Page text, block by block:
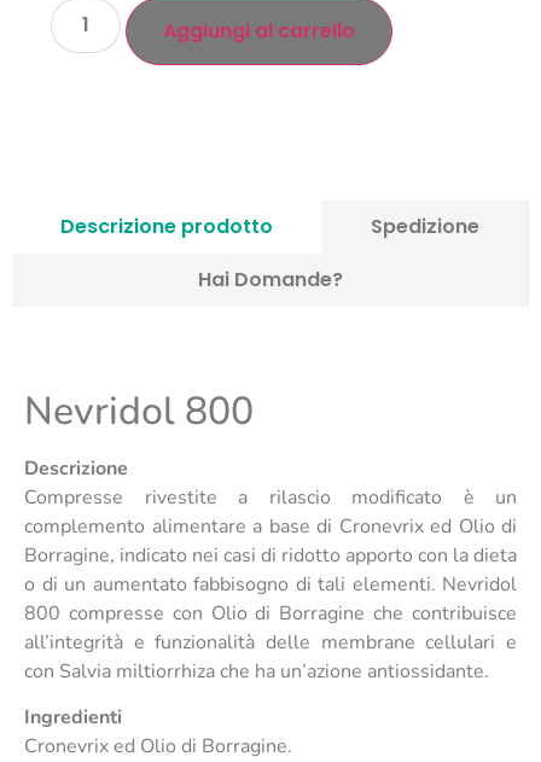
Aggiungi al carrello
Descrizione prodotto
Spedizione
Hai Domande?
Nevridol 800
Descrizione
Compresse rivestite a rilascio modificato è un
complemento alimentare a base di Cronevrix ed Olio di
Borragine, indicato nei casi di ridotto apporto con la dieta
o di un aumentato fabbisogno di tali elementi. Nevridol
800 compresse con Olio di Borragine che contribuisce
all’integrità e funzionalità delle membrane cellulari e
con Salvia miltiorrhiza che ha un’azione antiossidante.
Ingredienti
Cronevrix ed Olio di Borragine.